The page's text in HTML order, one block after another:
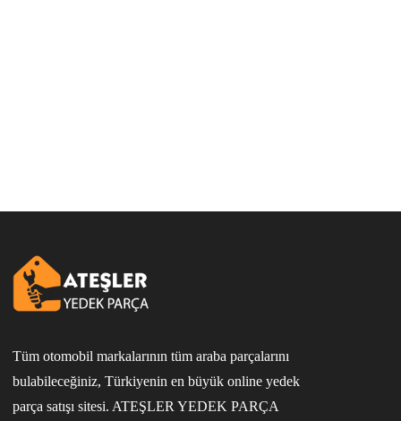
Tüm otomobil markalarının tüm araba parçalarını
bulabileceğiniz, Türkiyenin en büyük online yedek
parça satışı sitesi. ATEŞLER YEDEK PARÇA